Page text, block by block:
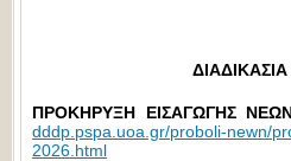
ΠΡΟΚΗΡΥΞΗ ΕΙΣΑΓΩΓΗΣ
dddp.pspa.uoa.gr/proboli-newn/
2026.html